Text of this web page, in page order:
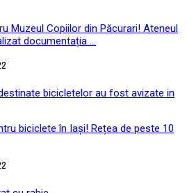
Muzeul Copiilor din Păcurari! Ateneul
documentația ...
biciclete în Iași! Rețea de peste 10